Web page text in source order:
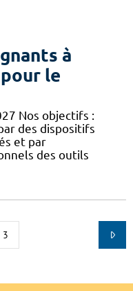
à
le
Nos objectifs :
des dispositifs
et par
des outils
3